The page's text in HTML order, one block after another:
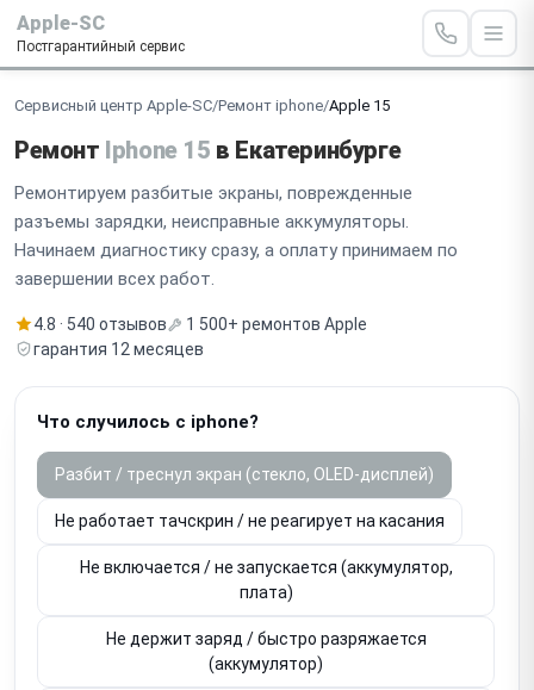
Apple-SC
Постгарантийный сервис
Сервисный центр Apple-SC/Ремонт iphone/Apple 15
Ремонт Iphone 15 в Екатеринбурге
Ремонтируем разбитые экраны, поврежденные
разъемы зарядки, неисправные аккумуляторы.
Начинаем диагностику сразу, а оплату принимаем по
завершении всех работ.
4.8 · 540 отзывов
1 500+ ремонтов Apple
гарантия 12 месяцев
Что случилось с iphone?
Разбит / треснул экран (стекло, OLED-дисплей)
Не работает тачскрин / не реагирует на касания
Не включается / не запускается (аккумулятор,
плата)
Не держит заряд / быстро разряжается
(аккумулятор)